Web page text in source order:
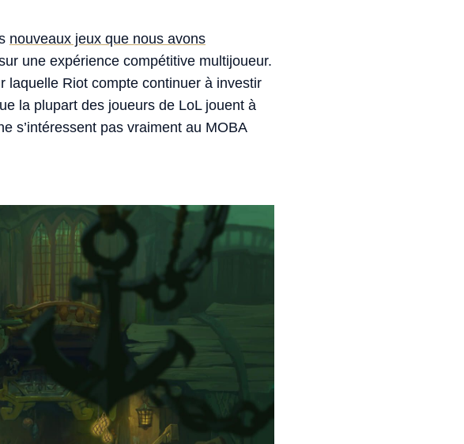
nouveaux jeux que nous avons
une expérience compétitive multijoueur.
laquelle Riot compte continuer à investir
la plupart des joueurs de LoL jouent à
s’intéressent pas vraiment au MOBA